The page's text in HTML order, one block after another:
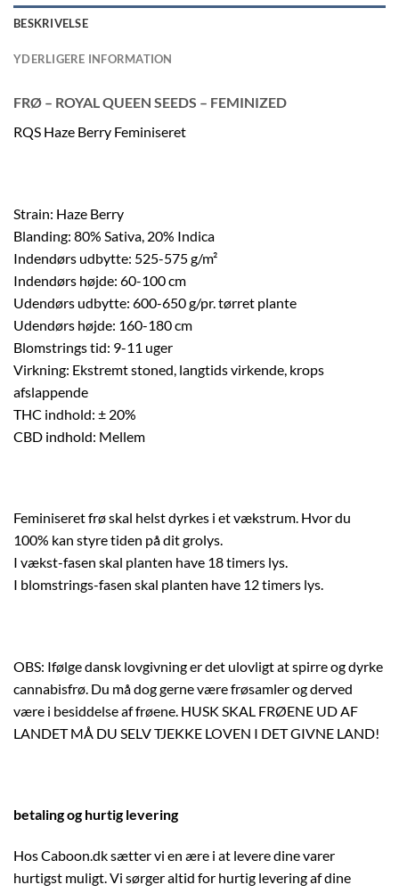
BESKRIVELSE
YDERLIGERE INFORMATION
FRØ – ROYAL QUEEN SEEDS – FEMINIZED
RQS Haze Berry Feminiseret
Strain: Haze Berry
Blanding: 80% Sativa, 20% Indica
Indendørs udbytte: 525-575 g/m²
Indendørs højde: 60-100 cm
Udendørs udbytte: 600-650 g/pr. tørret plante
Udendørs højde: 160-180 cm
Blomstrings tid: 9-11 uger
Virkning: Ekstremt stoned, langtids virkende, krops
afslappende
THC indhold: ± 20%
CBD indhold: Mellem
Feminiseret frø skal helst dyrkes i et vækstrum. Hvor du
100% kan styre tiden på dit grolys.
I vækst-fasen skal planten have 18 timers lys.
I blomstrings-fasen skal planten have 12 timers lys.
OBS: Ifølge dansk lovgivning er det ulovligt at spirre og dyrke
cannabisfrø. Du må dog gerne være frøsamler og derved
være i besiddelse af frøene. HUSK SKAL FRØENE UD AF
LANDET MÅ DU SELV TJEKKE LOVEN I DET GIVNE LAND!
betaling og hurtig levering
Hos Caboon.dk sætter vi en ære i at levere dine varer
hurtigst muligt. Vi sørger altid for hurtig levering af dine